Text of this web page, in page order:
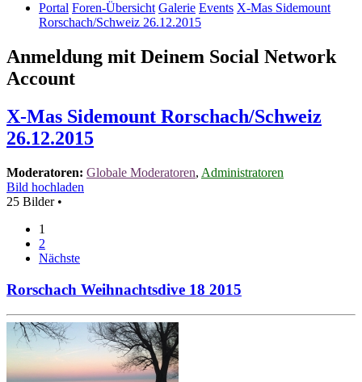
Portal Foren-Übersicht Galerie Events X-Mas Sidemount
Rorschach/Schweiz 26.12.2015
Anmeldung mit Deinem Social Network
Account
X-Mas Sidemount Rorschach/Schweiz
26.12.2015
Moderatoren: Globale Moderatoren, Administratoren
Bild hochladen
25 Bilder •
1
2
Nächste
Rorschach Weihnachtsdive 18 2015